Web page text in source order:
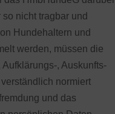
nicht tragbar und
Hundehaltern und
werden, müssen die
, Auskunfts-
normiert
und das